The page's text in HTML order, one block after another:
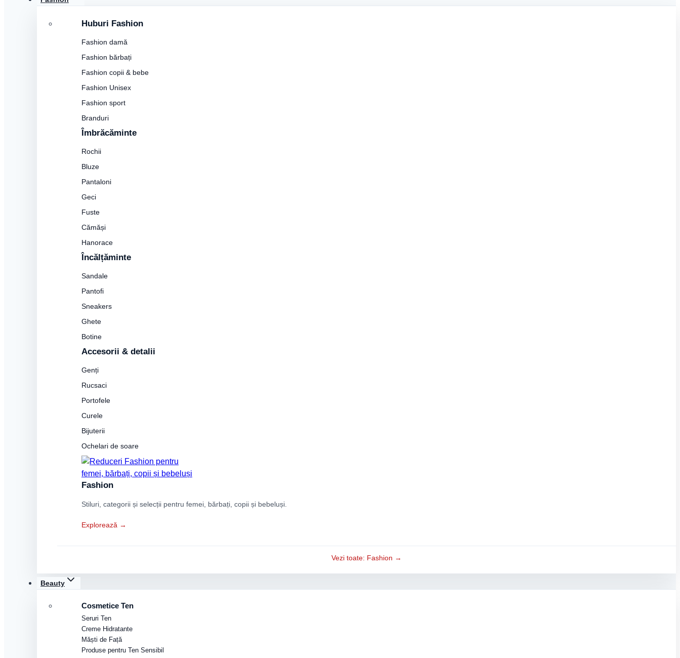
Huburi Fashion
Fashion damă
Fashion bărbați
Fashion copii & bebe
Fashion Unisex
Fashion sport
Branduri
Îmbrăcăminte
Rochii
Bluze
Pantaloni
Geci
Fuste
Cămăși
Hanorace
Încălțăminte
Sandale
Pantofi
Sneakers
Ghete
Botine
Accesorii & detalii
Genți
Rucsaci
Portofele
Curele
Bijuterii
Ochelari de soare
Fashion
Stiluri, categorii și selecții pentru femei, bărbați, copii și bebeluși.
Explorează →
Vezi toate: Fashion →
Beauty
Cosmetice Ten
Seruri Ten
Creme Hidratante
Măști de Față
Produse pentru Ten Sensibil